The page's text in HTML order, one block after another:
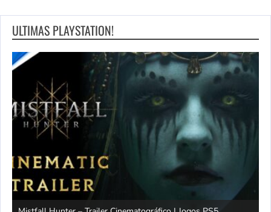
ULTIMAS PLAYSTATION!